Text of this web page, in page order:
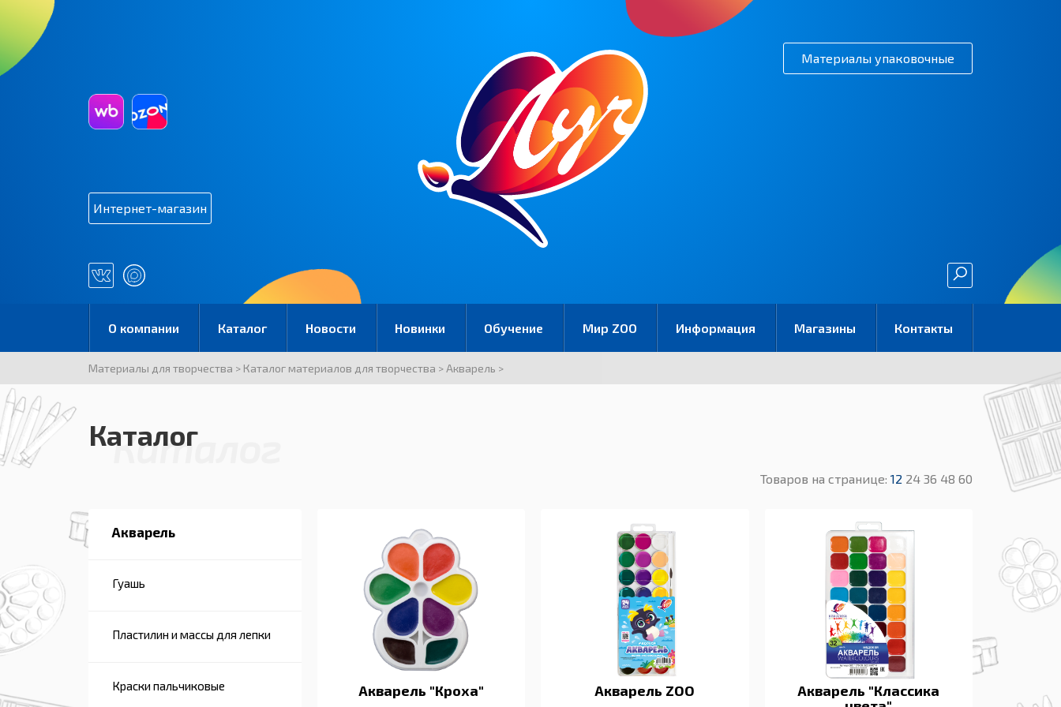
Интернет-магазин
Материалы упаковочные
О компании Каталог Новости Новинки Обучение Мир ZOO Информация Магазины Контакты
Материалы для творчества > Каталог материалов для творчества > Акварель >
Каталог
Каталог
Товаров на странице: 12 24 36 48 60
Акварель
Гуашь
Пластилин и массы для лепки
Краски пальчиковые Акварель "Кроха" Акварель ZOO
Акварель "Классика